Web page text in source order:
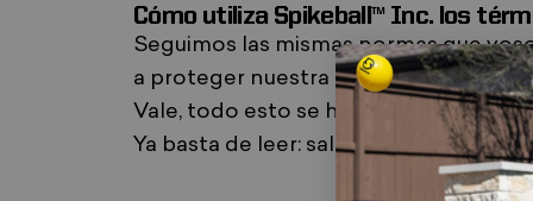
Cómo utiliza Spikeball™ Inc. los
Seguimos las mismas normas que
a proteger nuestra marca registrada
Vale, todo esto se ha vuelto
Ya basta de leer: sal a la calle y juega